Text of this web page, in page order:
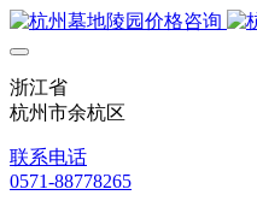
浙江省
杭州市余杭区
联系电话
0571-88778265